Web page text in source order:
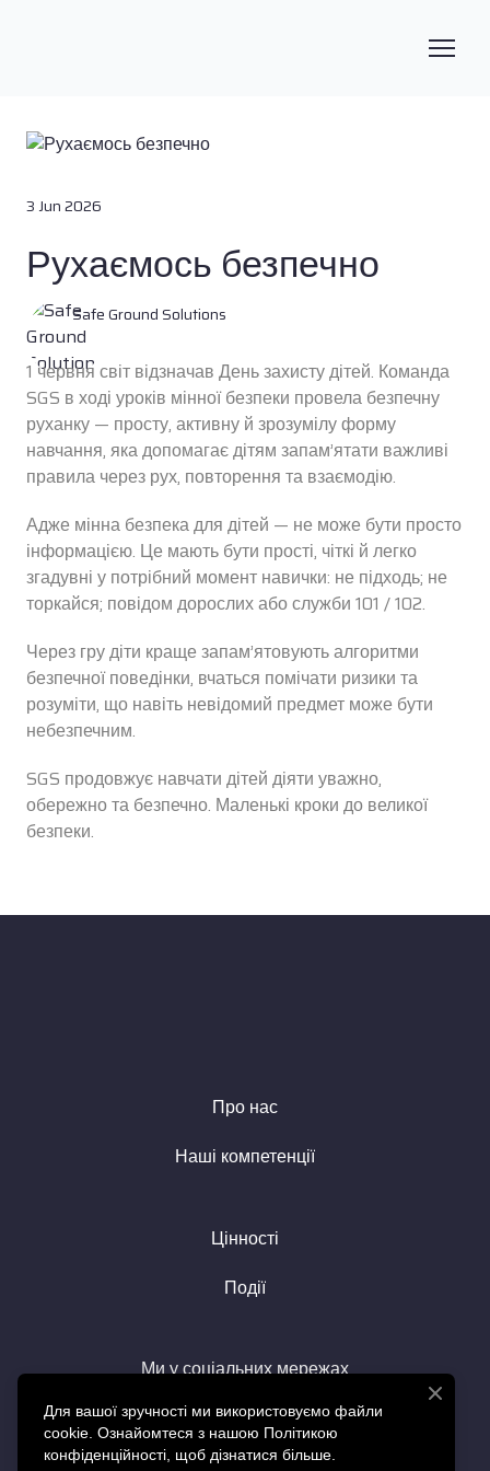
3 Jun 2026
Рухаємось безпечно
Safe Ground Solutions
1 червня світ відзначав День захисту дітей. Команда
SGS в ході уроків мінної безпеки провела безпечну
руханку — просту, активну й зрозумілу форму
навчання, яка допомагає дітям запам’ятати важливі
правила через рух, повторення та взаємодію.
Адже мінна безпека для дітей — не може бути просто
інформацією. Це мають бути прості, чіткі й легко
згадувні у потрібний момент навички: не підходь; не
торкайся; повідом дорослих або служби 101 / 102.
Через гру діти краще запам’ятовують алгоритми
безпечної поведінки, вчаться помічати ризики та
розуміти, що навіть невідомий предмет може бути
небезпечним.
SGS продовжує навчати дітей діяти уважно,
обережно та безпечно. Маленькі кроки до великої
безпеки.
Про нас
Наші компетенції
Цінності
Події
Ми у соціальних мережах
Для вашої зручності ми використовуємо файли
cookie. Ознайомтеся з нашою Політикою
конфіденційності, щоб дізнатися більше.